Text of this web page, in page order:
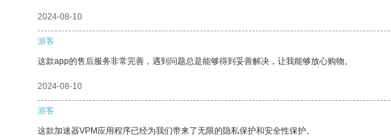
2024-08-10
游客
这款app的售后服务非常完善，遇到问题总是能够得到妥善解决，让我能够放心购物。
2024-08-10
游客
这款加速器VPM应用程序已经为我们带来了无限的隐私保护和安全性保护。